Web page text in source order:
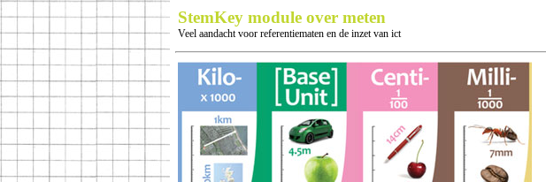
StemKey module over meten
Veel aandacht voor referentiematen en de inzet van ict